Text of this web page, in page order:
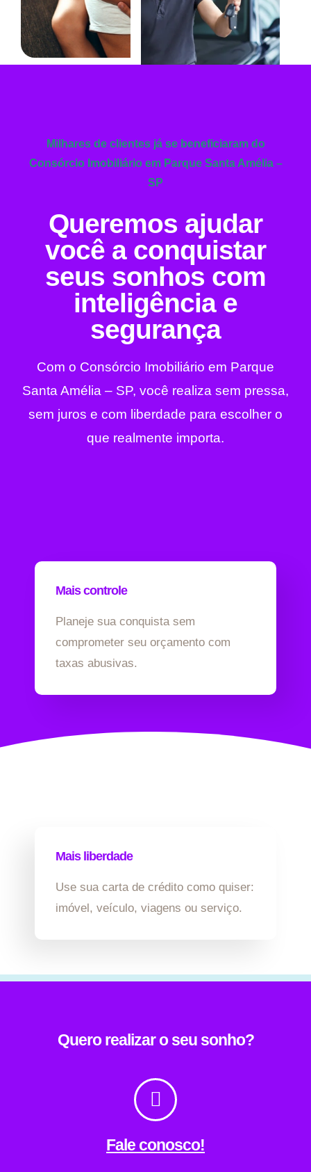
Milhares de clientes já se beneficiaram do
Consórcio Imobiliário em Parque Santa Amélia –
SP
Queremos ajudar
você a conquistar
seus sonhos com
inteligência e
segurança
Com o Consórcio Imobiliário em Parque
Santa Amélia – SP, você realiza sem pressa,
sem juros e com liberdade para escolher o
que realmente importa.
Mais controle
Planeje sua conquista sem
comprometer seu orçamento com
taxas abusivas.
Mais liberdade
Use sua carta de crédito como quiser:
imóvel, veículo, viagens ou serviço.
Quero realizar o seu sonho?
Fale conosco!